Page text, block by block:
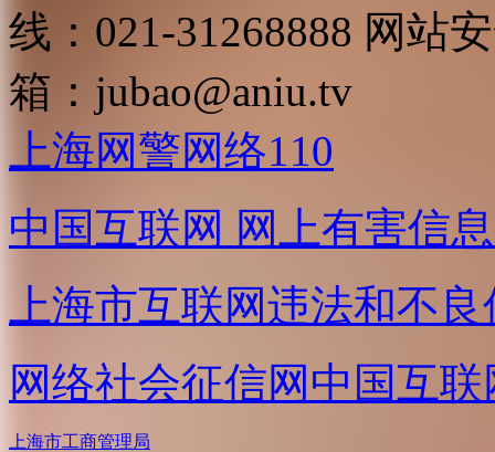
线：021-31268888 网站
箱： jubao@aniu.tv
上海网警网络110
中国互联网 网上有害信
上海市互联网违法和不
网络社会征信网 中国互
上海市工商管理局